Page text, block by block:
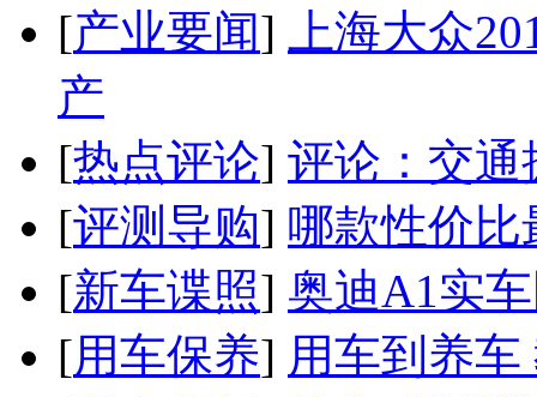
[产业要闻]
上海大众
产
[热点评论] 评论：交通
[评测导购] 哪款性价比
[新车谍照] 奥迪A1实
[用车保养] 用车到养